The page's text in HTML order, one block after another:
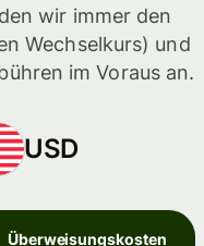
wir immer den
Wechselkurs) und
im Voraus an.
USD
Überweisungskosten